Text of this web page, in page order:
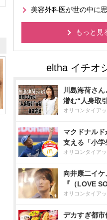
美容外科医が世の中に
もっと見
川島海荷さ
潜む“人身取
オリコンタイア
マクドナルド
支える「小学
オリコンタイア
向井康二イ
『（LOVE
オリコンタイア
デカすぎ都